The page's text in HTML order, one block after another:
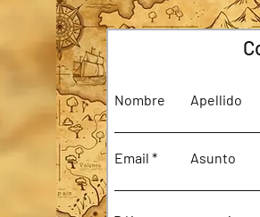
Nombre Apellido
Email Asunto